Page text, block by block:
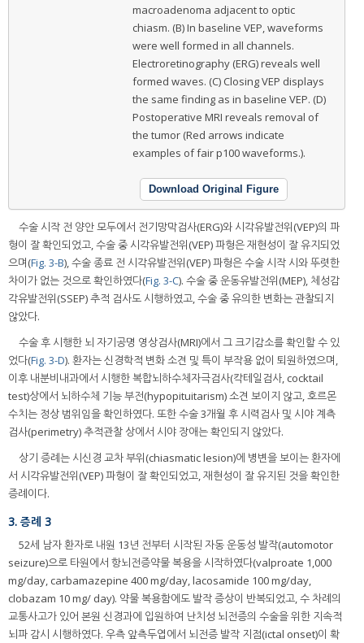
macroadenoma adjacent to optic
chiasm. (B) In baseline VEP, waveforms
were well formed in all channels.
Electroretinography (ERG) reveals well
formed waves. (C) Closing VEP displays
the same finding as in baseline VEP. (D)
Postoperative MRI reveals removal of
the tumor (Red arrows indicate
examples of fair p100 waveforms.).
Download Original Figure
수술 시작 전 양안 모두에서 전기망막검사(ERG)와 시각유발전위(VEP)의 파
형이 잘 확인되었고, 수술 중 시각유발전위(VEP) 파형은 재현성이 잘 유지되었
으며(Fig. 3-B), 수술 종료 전 시각유발전위(VEP) 파형은 수술 시작 시와 뚜렷한
차이가 없는 것으로 확인하였다(Fig. 3-C). 수술 중 운동유발전위(MEP), 체성감
각유발전위(SSEP) 추적 검사도 시행하였고, 수술 중 유의한 변화는 관찰되지
않았다.
수술 후 시행한 뇌 자기공명 영상검사(MRI)에서 그 크기감소를 확인할 수 있
었다(Fig. 3-D). 환자는 신경학적 변화 소견 및 특이 부작용 없이 퇴원하였으며,
이후 내분비내과에서 시행한 복합뇌하수체자극검사(칵테일검사, cocktail
test)상에서 뇌하수체 기능 부전(hypopituitarism) 소견 보이지 않고, 호르몬
수치는 정상 범위임을 확인하였다. 또한 수술 3개월 후 시력검사 및 시야 계측
검사(perimetry) 추적관찰 상에서 시야 장애는 확인되지 않았다.
상기 증례는 시신경 교차 부위(chiasmatic lesion)에 병변을 보이는 환자에
서 시각유발전위(VEP) 파형이 잘 확인되었고, 재현성이 잘 유지된 것을 확인한
증례이다.
3. 증례 3
52세 남자 환자로 내원 13년 전부터 시작된 자동 운동성 발작(automotor
seizure)으로 타원에서 항뇌전증약물 복용을 시작하였다(valproate 1,000
mg/day, carbamazepine 400 mg/day, lacosamide 100 mg/day,
clobazam 10 mg/ day). 약물 복용함에도 발작 증상이 반복되었고, 수 차례의
교통사고가 있어 본원 신경과에 입원하여 난치성 뇌전증의 수술을 위한 지속적
뇌파 감시 시행하였다. 우측 앞측두엽에서 뇌전증 발작 지점(ictal onset)이 확